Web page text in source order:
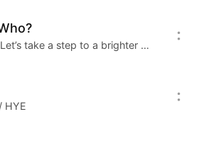
场景。创作人往往以内省、反
代的心声，让每一个旋律都载
音乐专题。
Budung / Let’s take a step to a brighter place
HYE